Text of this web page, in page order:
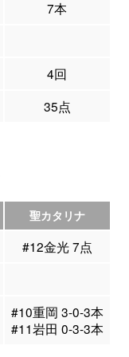
7本
4回
35点
聖カタリナ
#12金光 7点
#10重岡 3-0-3本
#11岩田 0-3-3本